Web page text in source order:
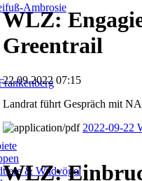
Ambrosie
& Wildvögel
WLZ:
Greentrail
22.09.2022 07:15
Landrat führt Gespräch mit
2022-09-22
WLZ: